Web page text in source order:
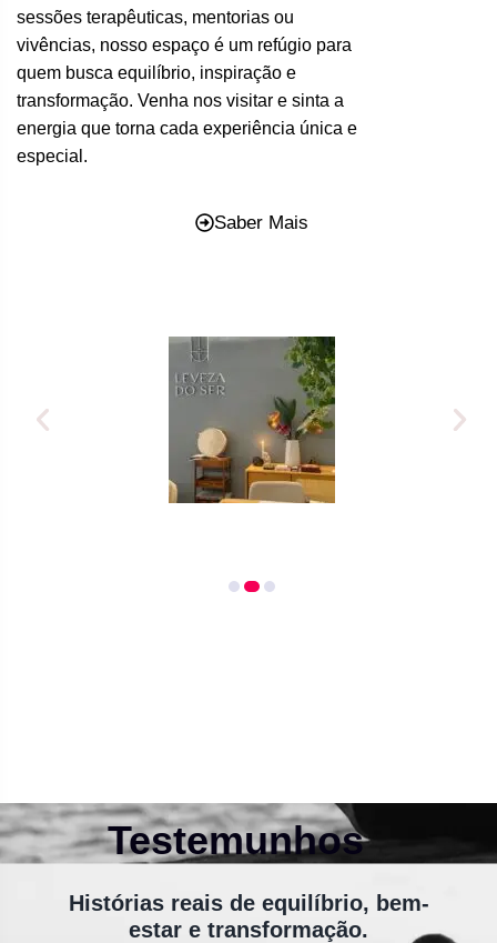
sessões terapêuticas, mentorias ou
vivências, nosso espaço é um refúgio para
quem busca equilíbrio, inspiração e
transformação. Venha nos visitar e sinta a
energia que torna cada experiência única e
especial.
Saber Mais
Testemunhos
Histórias reais de equilíbrio, bem-
estar e transformação.